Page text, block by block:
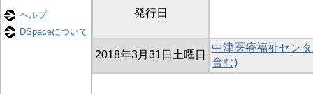
ヘルプ
DSpaceについて
発行日
2018年3月31日土曜日
中津医療福祉セン
含む)